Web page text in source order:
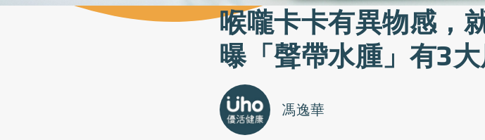
喉嚨卡卡有異物感，
曝「聲帶水腫」有3
馮逸華